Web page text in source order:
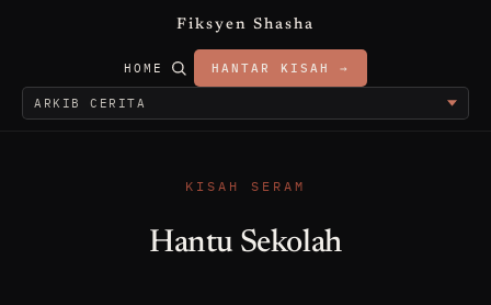
Fiksyen Shasha
HOME HANTAR KISAH →
KISAH SERAM
Hantu Sekolah